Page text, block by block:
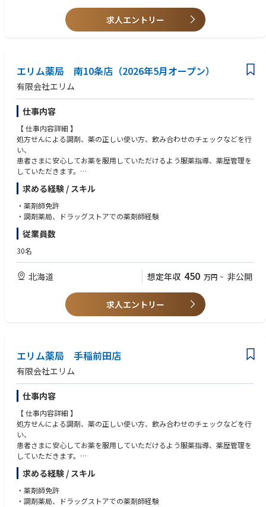
様の業務をBPO受託するためのテクノロジーソリューションを策定します
を行います
■開発実行チーム （Developers）
TfLSで求められる技術要素「RPA」「AIチャットボット」「AI‐OCR」
「カスタムワークフロー」「ダッシュボードUI」の要件定義、設計、構
がらフルスタックエンジニアを目指していきます。
にすることを価値として提供。
〇IBMとの技術提携
Rapidusは2nmプロセスの基盤技術を自社開発するのではなくこの分野で
先行するIBMから技術ライセンスの供与を受け、共同開発を進めていま
す。
同社の研究者及び技術者は世界最先端の半導体研究拠点の1つであるニュ
日本国内技術に留まらない世界的な最新技術への挑戦です。
〇imecとの連携
ベルギーに本拠を置く世界最先端の半導体研究機関imecとの協力覚書も締
結。欧州半導体エコシステムの中心的存在であるimecとの連携をきっかけ
にEUV技術へのアクセスとグローバルな研究開発ネットワークへの参加を
進めています。
■参考動画・記事
＜記事＞
参考①：新たなコンセプトで先端ロジック半導体製造へ：ラピダスの小池
淳義社長に聞く
https://www.nippon.com/ja/in-depth/a09004/?cx_recs_click=true
＜参考動画＞
参考①：【半導体2023】今さら聞けない『Rapidusは何をやっている？』
＆業界各社の動きを徹底解説【TSMC】【サムスン】
https://www.youtube.com/watch?v=dQY-VjzvZUA
参考②：【Rapidus社長対談】Rapidusは今までにないビジネスモデルを
求人エントリー
エリム薬局 南10条店（2026年5月オープン）
有限会社エリム
仕事内容
【 仕事内容詳細 】
処方せんによる調剤、薬の正しい使い方、飲み合わせのチェックなどを行
い、
患者さまに安心してお薬を服用していただけるよう服薬指導、薬歴管理を
していただきます。
また、必要な情報は医師への報告も行います。
加えて、かかりつけ薬剤師、在宅医療の対応や、一般用医薬品の販売、受
診勧奨など、セルフメディケーションのサポートも併せて行っていただき
ます。
【 店舗情報 】
定休日：日祝
営業時間：月・水（9:00-19:00）、火・金（9:00-18:00）、木・土（9:00-
処方箋内容：内科メイン
在籍人数：薬剤師2名、事務2名を予定
求める経験 / スキル
・薬剤師免許
・調剤薬局、ドラッグストアでの薬剤師経験
従業員数
30名
北海道 想定年収 450 万円 ~ 非公開
求人エントリー
エリム薬局 手稲前田店
有限会社エリム
仕事内容
【 仕事内容詳細 】
処方せんによる調剤、薬の正しい使い方、飲み合わせのチェックなどを行
い、
患者さまに安心してお薬を服用していただけるよう服薬指導、薬歴管理を
していただきます。
また、必要な情報は医師への報告も行います。
加えて、かかりつけ薬剤師、在宅医療の対応や、一般用医薬品の販売、受
診勧奨など、セルフメディケーションのサポートも併せて行っていただき
ます。
求める経験 / スキル
・薬剤師免許
・調剤薬局、ドラッグストアでの薬剤師経験